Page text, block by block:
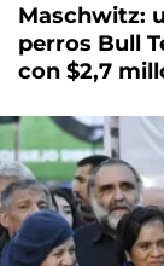
Maschwitz:
perros Bull
con $2,7